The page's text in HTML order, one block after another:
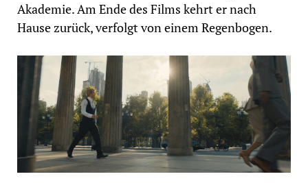
Akademie. Am Ende des Films kehrt er nach
Hause zurück, verfolgt von einem Regenbogen.